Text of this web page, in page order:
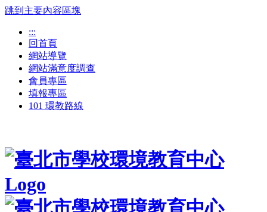
跳到主要內容區塊
:::
回首頁
網站導覽
網站滿意度調查
會員專區
填報專區
101 環教路線